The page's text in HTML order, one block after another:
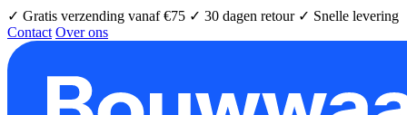
✓ Gratis verzending vanaf €75 ✓ 30 dagen retour ✓ Snelle levering
Contact Over ons